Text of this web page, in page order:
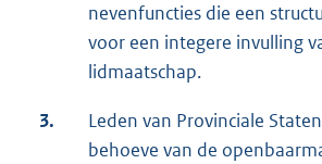
nevenfuncties die een
voor een integere invulling
lidmaatschap.
3.
Leden van Provinciale
behoeve van de